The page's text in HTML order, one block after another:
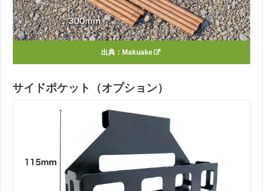
出典： Makuake
サイドポケット（オプション）